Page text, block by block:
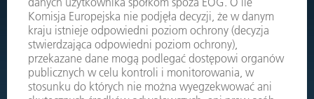
Wystarczy przejść do rysunków złożeniowych Państwa
maszyn i bezpośrednio zamówić potrzebną część.
RYSUNKI ZŁOŻENIOWE